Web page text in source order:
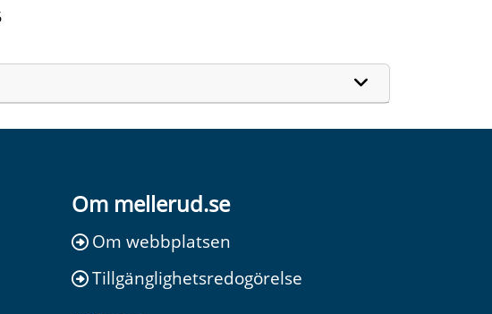
Om mellerud.se
Om webbplatsen
Tillgänglighetsredogörelse